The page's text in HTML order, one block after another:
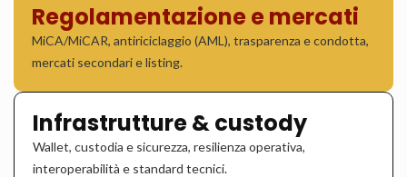
Regolamentazione e mercati
MiCA/MiCAR, antiriciclaggio (AML), trasparenza e condotta,
mercati secondari e listing.
Infrastrutture & custody
Wallet, custodia e sicurezza, resilienza operativa,
interoperabilità e standard tecnici.